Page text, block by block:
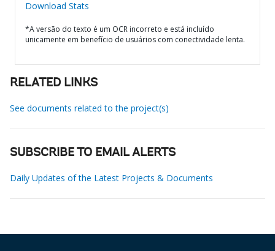
Download Stats
*A versão do texto é um OCR incorreto e está incluído
unicamente em benefício de usuários com conectividade lenta.
RELATED LINKS
See documents related to the project(s)
SUBSCRIBE TO EMAIL ALERTS
Daily Updates of the Latest Projects & Documents